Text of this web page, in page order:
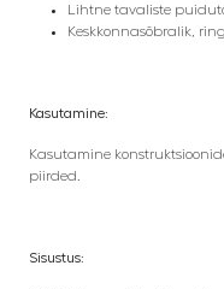
Lihtne tavaliste
Keskkonnasõbralik,
Kasutamine:
Kasutamine
piirded.
Sisustus: